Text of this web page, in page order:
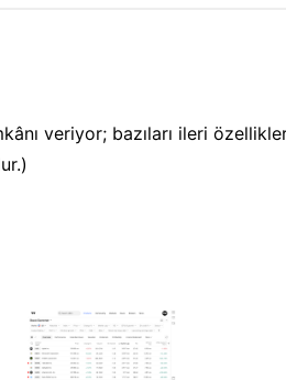
veriyor; bazıları ileri